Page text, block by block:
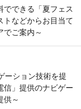
でできる「夏フェス
トなどからお目当て
でご案内～
ーション技術を提
信」提供のナビゲー
供～